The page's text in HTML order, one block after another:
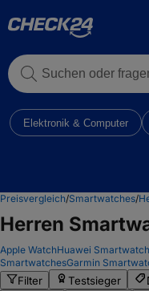
Suchen oder
Elektronik & Computer
Preisvergleich/Smartwatches/
Herren
Apple WatchHuawei
SmartwatchesGarmin
Filter Testsieger